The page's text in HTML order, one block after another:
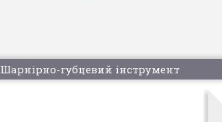
Шарнірно-губцевий інструмент